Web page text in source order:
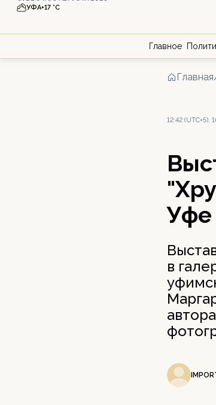
УФА+17 °С
Главное
Главная
12:42
Уфе
в